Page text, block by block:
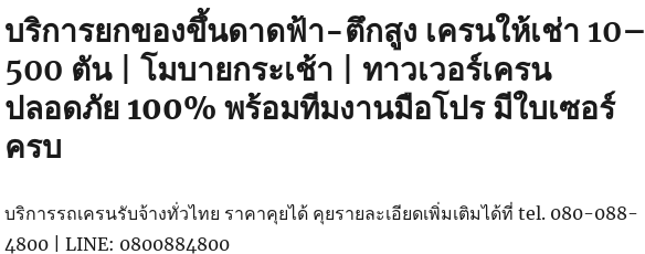
บริการยกของขึ้นดาดฟ้า-ตึกสูง เครนให้เช่า 10–
500 ตัน | โมบายกระเช้า | ทาวเวอร์เครน
ปลอดภัย 100% พร้อมทีมงานมือโปร มีใบเซอร์
ครบ
บริการรถเครนรับจ้างทั่วไทย ราคาคุยได้ คุยรายละเอียดเพิ่มเติมได้ที่ tel. 080-088-
4800 | LINE: 0800884800